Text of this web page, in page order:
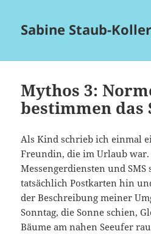
Sabine Staub-
Mythos 3:
bestimmen das
Als Kind schrieb ich einmal
Freundin, die im Urlaub
Messengerdiensten und
tatsächlich Postkarten hin
der Beschreibung meiner
Sonntag, die Sonne schien,
Bäume am nahen Seeufer